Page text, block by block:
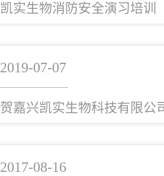
凯实生物消防安全演习培训
2019-07-07
贺嘉兴凯实生物科技有限公
2017-08-16